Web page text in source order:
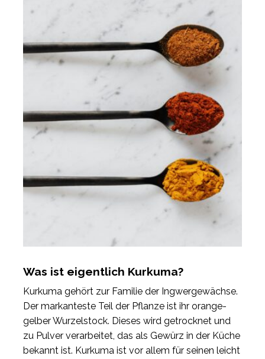
Was ist eigentlich Kurkuma?
Kurkuma gehört zur Familie der Ingwergewächse.
Der markanteste Teil der Pflanze ist ihr orange-
gelber Wurzelstock. Dieses wird getrocknet und
zu Pulver verarbeitet, das als Gewürz in der Küche
bekannt ist. Kurkuma ist vor allem für seinen leicht